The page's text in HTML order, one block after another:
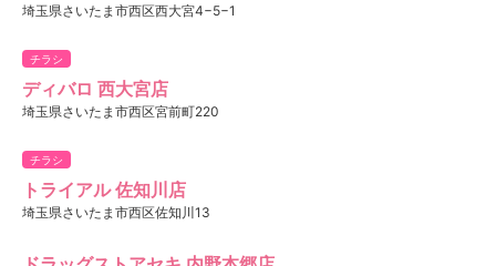
埼玉県さいたま市西区西大宮4−5−1
チラシ
ディバロ 西大宮店
埼玉県さいたま市西区宮前町220
チラシ
トライアル 佐知川店
埼玉県さいたま市西区佐知川13